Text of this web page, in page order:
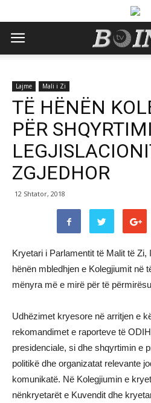
Lajme Mali i Zi
TË HËNËN
PËR
ZGJEDHOR
12 Shtator, 2018
Kryetari i Parlamentit të Malit të
hënën mbledhjen e Kolegjiumit në
mënyra më e mirë për të
Udhëzimet kryesore në arritjen e
rekomandimet e raporteve të
presidenciale, si dhe shqyrtimin e
politikë dhe organizatat relevante
komunikatë. Në Kolegjiumin e
nënkryetarët e Kuvendit dhe